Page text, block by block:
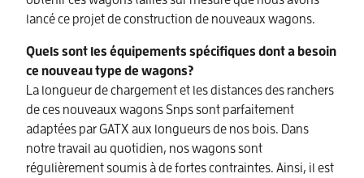
lancé ce projet de construction de nouveaux wagons.
Quels sont les équipements spécifiques dont a besoin
ce nouveau type de wagons?
La longueur de chargement et les distances des ranchers
de ces nouveaux wagons Snps sont parfaitement
adaptées par GATX aux longueurs de nos bois. Dans
notre travail au quotidien, nos wagons sont
régulièrement soumis à de fortes contraintes. Ainsi, il est